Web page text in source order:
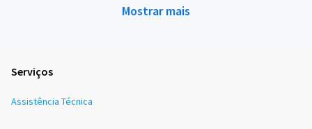
Mostrar mais
Serviços
Assistência Técnica